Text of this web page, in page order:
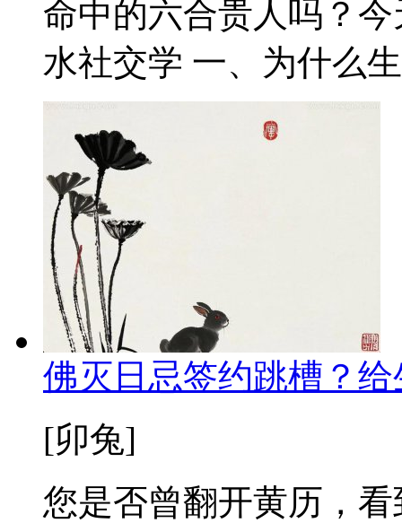
命中的六合贵人吗？
水社交学 一、为什么
佛灭日忌签约跳槽？
[卯兔]
您是否曾翻开黄历，